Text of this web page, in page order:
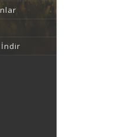
İndir